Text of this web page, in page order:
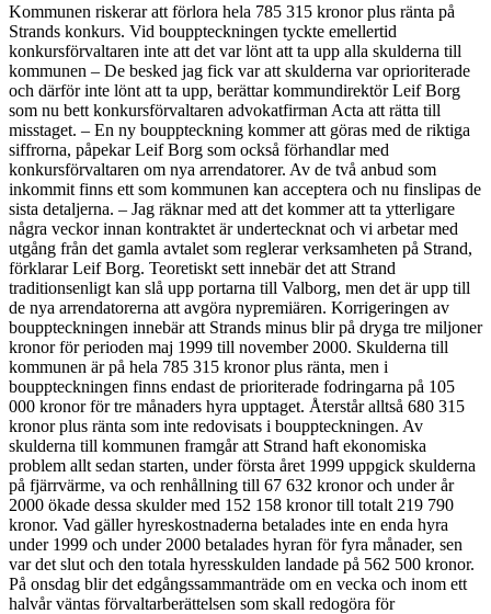
Kommunen riskerar att förlora hela 785 315 kronor plus ränta på
Strands konkurs. Vid bouppteckningen tyckte emellertid
konkursförvaltaren inte att det var lönt att ta upp alla skulderna till
kommunen – De besked jag fick var att skulderna var oprioriterade
och därför inte lönt att ta upp, berättar kommundirektör Leif Borg
som nu bett konkursförvaltaren advokatfirman Acta att rätta till
misstaget. – En ny bouppteckning kommer att göras med de riktiga
siffrorna, påpekar Leif Borg som också förhandlar med
konkursförvaltaren om nya arrendatorer. Av de två anbud som
inkommit finns ett som kommunen kan acceptera och nu finslipas de
sista detaljerna. – Jag räknar med att det kommer att ta ytterligare
några veckor innan kontraktet är undertecknat och vi arbetar med
utgång från det gamla avtalet som reglerar verksamheten på Strand,
förklarar Leif Borg. Teoretiskt sett innebär det att Strand
traditionsenligt kan slå upp portarna till Valborg, men det är upp till
de nya arrendatorerna att avgöra nypremiären. Korrigeringen av
bouppteckningen innebär att Strands minus blir på dryga tre miljoner
kronor för perioden maj 1999 till november 2000. Skulderna till
kommunen är på hela 785 315 kronor plus ränta, men i
bouppteckningen finns endast de prioriterade fodringarna på 105
000 kronor för tre månaders hyra upptaget. Återstår alltså 680 315
kronor plus ränta som inte redovisats i bouppteckningen. Av
skulderna till kommunen framgår att Strand haft ekonomiska
problem allt sedan starten, under första året 1999 uppgick skulderna
på fjärrvärme, va och renhållning till 67 632 kronor och under år
2000 ökade dessa skulder med 152 158 kronor till totalt 219 790
kronor. Vad gäller hyreskostnaderna betalades inte en enda hyra
under 1999 och under 2000 betalades hyran för fyra månader, sen
var det slut och den totala hyresskulden landade på 562 500 kronor.
På onsdag blir det edgångssammanträde om en vecka och inom ett
halvår väntas förvaltarberättelsen som skall redogöra för